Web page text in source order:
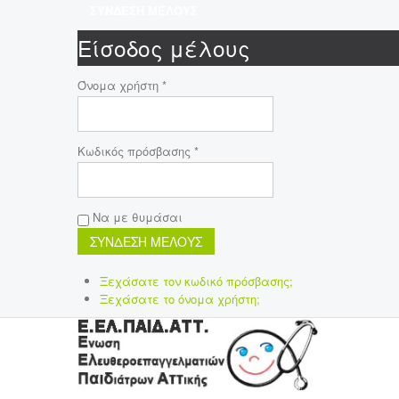
Είσοδος μέλους
Όνομα χρήστη *
Κωδικός πρόσβασης *
Να με θυμάσαι
Ξεχάσατε τον κωδικό πρόσβασης;
Ξεχάσατε το όνομα χρήστη;